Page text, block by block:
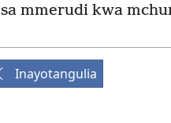
mmerudi kwa
Inayotangulia